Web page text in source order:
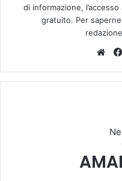
di informazione,
gratuito. Per
We
te